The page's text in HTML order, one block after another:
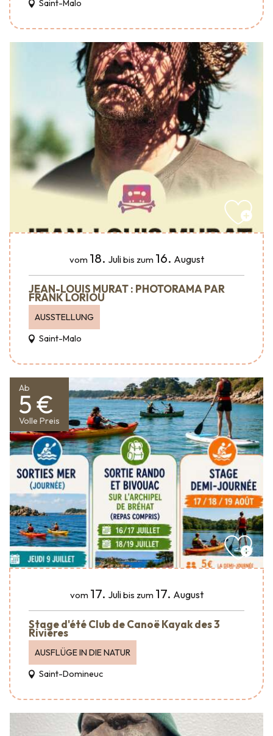
Saint-Malo
vom 18. Julibis zum 16. August
JEAN-LOUIS MURAT : PHOTORAMA PAR
FRANK LORIOU
AUSSTELLUNG
Saint-Malo
Ab
5 €
Volle Preis
vom 17. Julibis zum 17. August
Stage d'été Club de Canoë Kayak des 3
Rivières
AUSFLÜGE IN DIE NATUR
Saint-Domineuc